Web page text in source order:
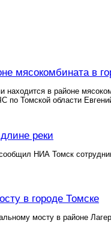
мясокомбината в
находится в районе
Томской области
реки
НИА Томск
в городе Томске
мосту в районе